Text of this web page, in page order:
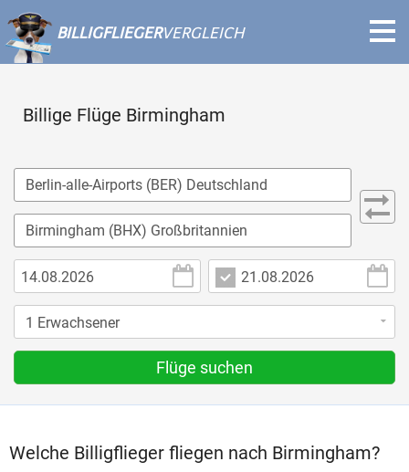
BILLIGFLIEGERVERGLEICH
Billige Flüge Birmingham
Flüge suchen
Welche Billigflieger fliegen nach Birmingham?